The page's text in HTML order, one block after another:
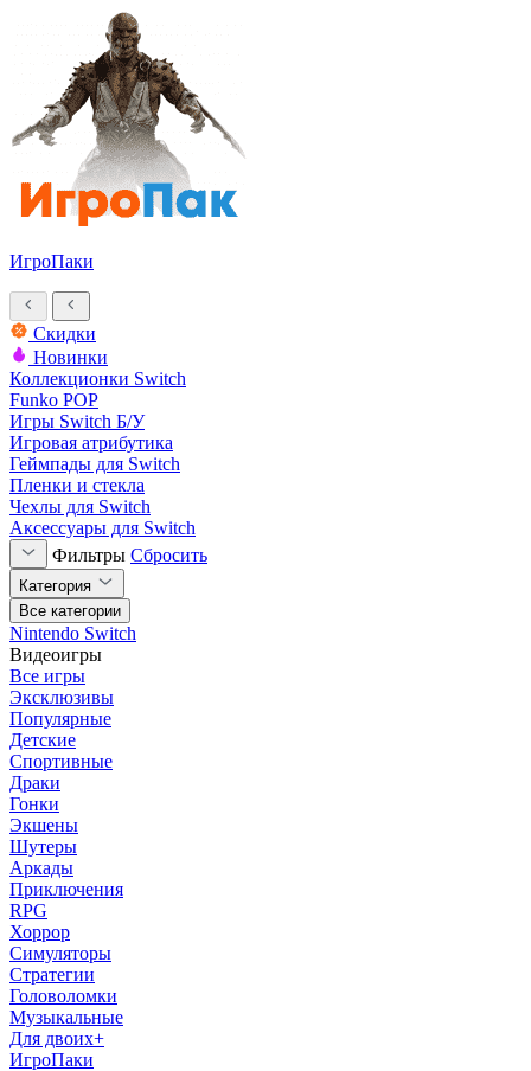
ИгроПаки
Скидки
Новинки
Коллекционки Switch
Funko POP
Игры Switch Б/У
Игровая атрибутика
Геймпады для Switch
Пленки и стекла
Чехлы для Switch
Аксессуары для Switch
Фильтры Сбросить
Категория
Все категории
Nintendo Switch
Видеоигры
Все игры
Эксклюзивы
Популярные
Детские
Спортивные
Драки
Гонки
Экшены
Шутеры
Аркады
Приключения
RPG
Хоррор
Симуляторы
Стратегии
Головоломки
Музыкальные
Для двоих+
ИгроПаки